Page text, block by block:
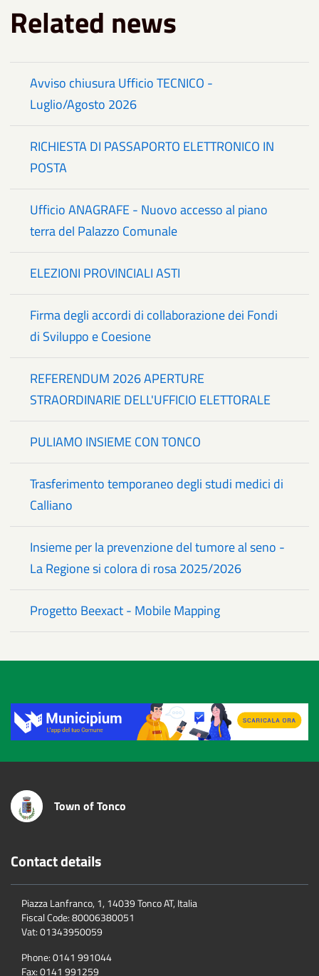
Related news
Avviso chiusura Ufficio TECNICO -
Luglio/Agosto 2026
RICHIESTA DI PASSAPORTO ELETTRONICO IN
POSTA
Ufficio ANAGRAFE - Nuovo accesso al piano
terra del Palazzo Comunale
ELEZIONI PROVINCIALI ASTI
Firma degli accordi di collaborazione dei Fondi
di Sviluppo e Coesione
REFERENDUM 2026 APERTURE
STRAORDINARIE DELL'UFFICIO ELETTORALE
PULIAMO INSIEME CON TONCO
Trasferimento temporaneo degli studi medici di
Calliano
Insieme per la prevenzione del tumore al seno -
La Regione si colora di rosa 2025/2026
Progetto Beexact - Mobile Mapping
Title
Town of Tonco
Contact details
Piazza Lanfranco, 1, 14039 Tonco AT, Italia
Fiscal Code:80006380051
Vat:01343950059
Phone:0141 991044
Fax:0141 991259